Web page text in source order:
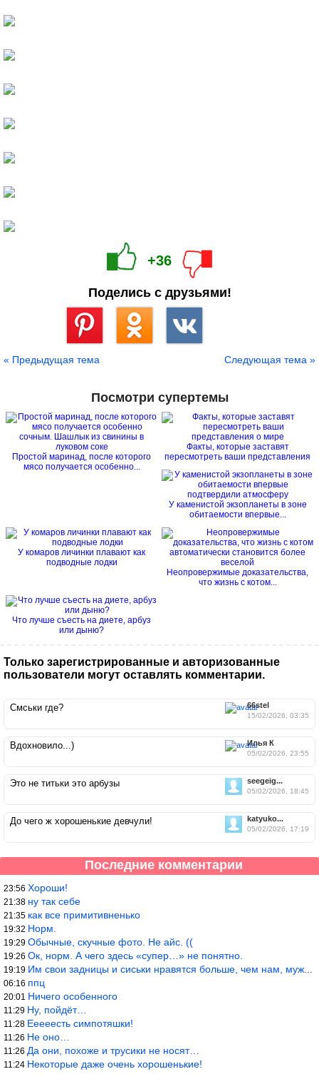
+36
Поделись с друзьями!
« Предыдущая тема Следующая тема »
Посмотри супертемы
Простой маринад, после которого
мясо получается особенно...
Факты, которые заставят
пересмотреть ваши представления
У каменистой экзопланеты в зоне
обитаемости впервые...
У комаров личинки плавают как
подводные лодки
Неопровержимые доказательства,
что жизнь с котом...
Что лучше съесть на диете, арбуз
или дыню?
Только зарегистрированные и авторизованные
пользователи могут оставлять комментарии.
66stel
15/02/2026, 03:35
Смськи где?
Илья К
05/02/2026, 23:55
Вдохновило...)
seegeig...
05/02/2026, 18:45
Это не титьки это арбузы
katyuko...
05/02/2026, 17:19
До чего ж хорошенькие девчули!
Последние комментарии
23:56 Хороши!
21:38 ну так себе
21:35 как все примитивненько
19:32 Норм.
19:29 Обычные, скучные фото. Не айс. ((
19:26 Ок, норм. А чего здесь «супер…» не понятно.
19:19 Им свои задницы и сиськи нравятся больше, чем нам, мужикам?
06:16 ппц
20:01 Ничего особенного
11:29 Ну, пойдёт…
11:28 Ееееесть симпотяшки!
11:26 Не оно…
11:26 Да они, похоже и трусики не носят…
11:24 Некоторые даже очень хорошенькие!